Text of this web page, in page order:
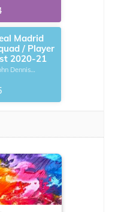
Madrid
/ Player
2020-21
Dennis